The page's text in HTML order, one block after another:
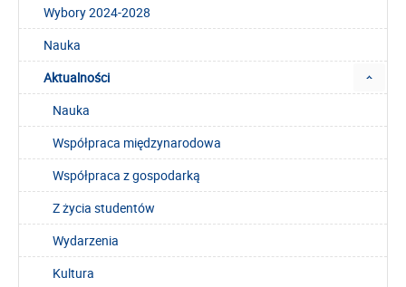
Wybory 2024-2028
Nauka
Aktualności
Nauka
Współpraca międzynarodowa
Współpraca z gospodarką
Z życia studentów
Wydarzenia
Kultura